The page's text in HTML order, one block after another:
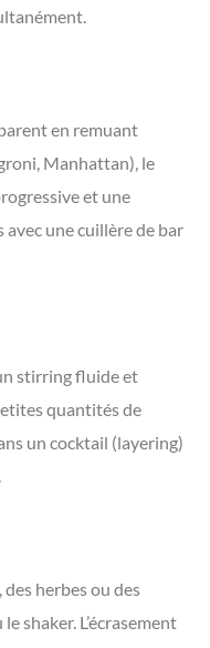
en remuant
Manhattan), le
et une
une cuillère de bar
stirring fluide et
quantités de
un cocktail (layering)
herbes ou des
shaker. L’écrasement